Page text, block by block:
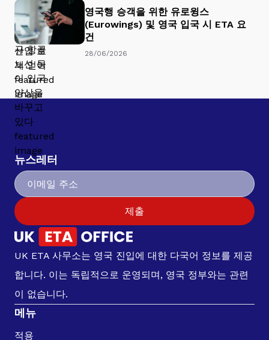
영국행 승객을 위한 유로윙스
(Eurowings) 및 영국 입국 시 ETA 요
건
28/06/2026
뉴스레터
제출
UK ETA 사무소는 영국 진입에 대한 다국어 정보를 제공
합니다. 이는 독립적으로 운영되며, 영국 정부와는 관련
이 없습니다.
메뉴
적용